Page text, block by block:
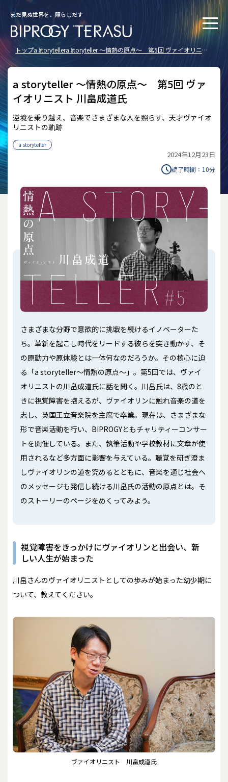
まだ見ぬ世界を、照らしだす
トップa storytellera storyteller ～情熱の原点～ 第5回 ヴァイオリニス
a storyteller ～情熱の原点～ 第5回 ヴァ
イオリニスト 川畠成道氏
逆境を乗り越え、音楽でさまざまな人を照らす、天才ヴァイオ
リニストの軌跡
a storyteller
2024年12月23日
読了時間： 10分
さまざまな分野で意欲的に挑戦を続けるイノベーターた
ち。革新を起こし時代をリードする彼らを突き動かす、そ
の原動力や原体験とは一体何なのだろうか――。その核心に迫
る「a storyteller～情熱の原点～」。第5回では、ヴァイ
オリニストの川畠成道氏に話を聞く。川畠氏は、8歳のと
きに視覚障害を抱えるが、ヴァイオリンに触れ音楽の道を
志し、英国王立音楽院を主席で卒業。現在は、さまざまな
形で音楽活動を行い、BIPROGYともチャリティーコンサー
トを開催している。また、執筆活動や学校教材に文章が使
用されるなど多方面に影響を与えている。聴覚を研ぎ澄ま
しヴァイオリンの道を究めるとともに、音楽を通じ社会へ
のメッセージも発信し続ける川畠氏の活動の原点とは。そ
のストーリーのページをめくってみよう。
視覚障害をきっかけにヴァイオリンと出会い、新
しい人生が始まった
――川畠さんのヴァイオリニストとしての歩みが始まった幼少期に
ついて、教えてください。
ヴァイオリニスト 川畠成道氏